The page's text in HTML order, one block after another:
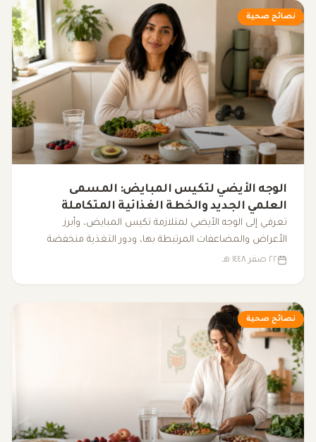
نصائح صحية
الوجه الأيضي لتكيس المبايض: المسمى
العلمي الجديد والخطة الغذائية المتكاملة
لضبط الهرمونات
تعرفي إلى الوجه الأيضي لمتلازمة تكيس المبايض، وأبرز
الأعراض والمضاعفات المرتبطة بها، ودور التغذية منخفضة
المؤشر الجلايسيمي، والرياضة، والنوم، والمكملات الغذائية في
٢٢ صفر ١٤٤٨ هـ
نصائح صحية